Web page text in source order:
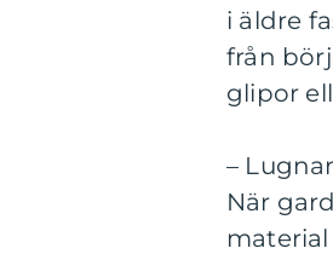
i äldre
från
glipor
–
När